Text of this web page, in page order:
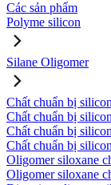
Các sản phẩm
Polyme silicon
Silane Oligomer
Chất chuẩn bị
Chất chuẩn bị
Chất chuẩn bị
Chất chuẩn bị
Oligomer siloxane
Oligomer siloxane